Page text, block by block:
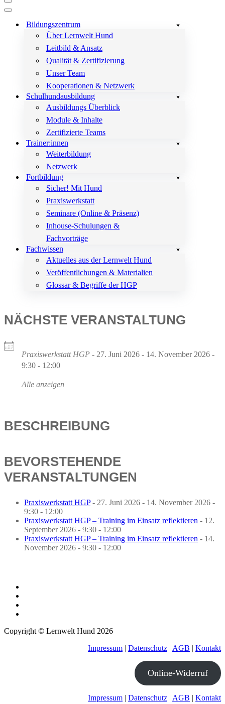
Navigationsmenü
Navigationsmenü
Bildungszentrum
Über Lernwelt Hund
Leitbild & Ansatz
Qualität & Zertifizierung
Unser Team
Kooperationen & Netzwerk
Schulhundausbildung
Ausbildungs Überblick
Module & Inhalte
Zertifizierte Teams
Trainer:innen
Weiterbildung
Netzwerk
Fortbildung
Sicher! Mit Hund
Praxiswerkstatt
Seminare (Online & Präsenz)
Inhouse-Schulungen &
Fachvorträge
Fachwissen
Aktuelles aus der Lernwelt Hund
Veröffentlichungen & Materialien
Glossar & Begriffe der HGP
NÄCHSTE VERANSTALTUNG
Praxiswerkstatt HGP - 27. Juni 2026 - 14. November 2026 -
9:30 - 12:00
Alle anzeigen
BESCHREIBUNG
BEVORSTEHENDE
VERANSTALTUNGEN
Praxiswerkstatt HGP- 27. Juni 2026 - 14. November 2026 -
9:30 - 12:00
Praxiswerkstatt HGP – Training im Einsatz reflektieren - 12.
September 2026 - 9:30 - 12:00
Praxiswerkstatt HGP – Training im Einsatz reflektieren - 14.
November 2026 - 9:30 - 12:00
Copyright © Lernwelt Hund 2026
Impressum | Datenschutz | AGB | Kontakt
Online-Widerruf
Impressum | Datenschutz | AGB | Kontakt